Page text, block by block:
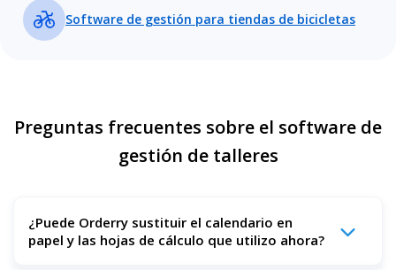
Software de gestión para tiendas de bicicletas
Preguntas frecuentes sobre el software de
gestión de talleres
¿Puede Orderry sustituir el calendario en
papel y las hojas de cálculo que utilizo ahora?